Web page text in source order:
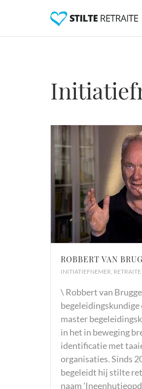
ROBBERT VAN
INITIATIEFNEMER, RETRAITE
\ Robbert van
begeleidingskundige
master
in het in beweging
identificatie met
organisaties. Sinds
begeleidt hij stilte
naam